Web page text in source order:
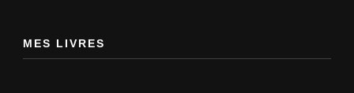
MES LIVRES